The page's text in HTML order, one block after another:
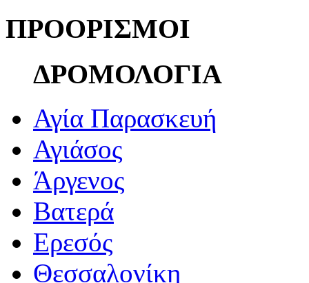
ΠΡΟΟΡΙΣΜΟΙ
ΔΡΟΜΟΛΟΓΙΑ
Αγία Παρασκευή
Αγιάσος
Άργενος
Βατερά
Ερεσός
Θεσσαλονίκη